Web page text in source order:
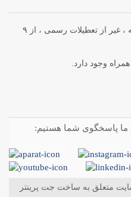
کارشناسان مکسس همه روزهای هفته ، غیر از تعطیلات رسمی ، از ۹
وجود دارد.
پاسخگوی شما هستیم:
متعلق به ساخت جت پرینتر